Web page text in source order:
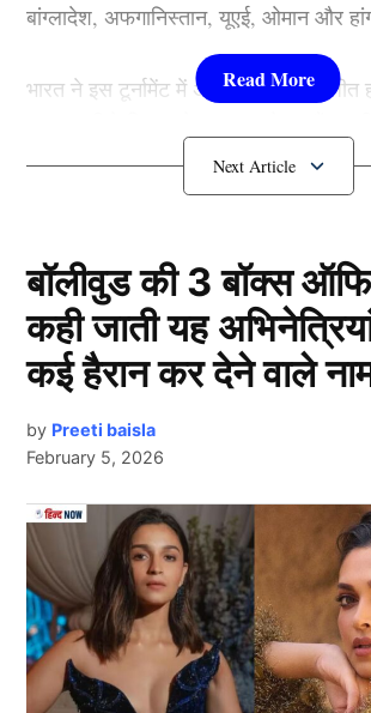
बांग्लादेश, अफगानिस्तान, यूएई, ओमान और
भारत ने इस टूर्नामेंट में अब तक आठ बार जीत
जानते है एशिया कप में इस बार किसी मिलेगी
Asia Cup 2025
विजेता: ₹2.6 करोड़ (लगभग $310,000)
उपविजेता: ₹1.3 करोड़ (लगभग
सीरीज के सर्वश्रेष्ठ खिलाड़ी
Next
बॉलीवुड की 3 बॉक्स
कही जाती यह
कई हैरान कर देने वाले
by Preeti baisla
February 5, 2026